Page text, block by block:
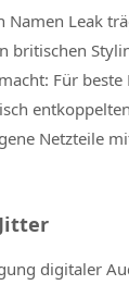
Namen Leak
Für
Netzteile
digitaler